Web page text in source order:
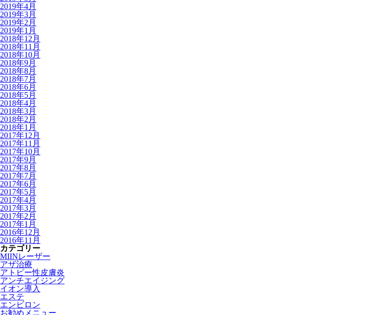
2019年4月
2019年3月
2019年2月
2019年1月
2018年12月
2018年11月
2018年10月
2018年9月
2018年8月
2018年7月
2018年6月
2018年5月
2018年4月
2018年3月
2018年2月
2018年1月
2017年12月
2017年11月
2017年10月
2017年9月
2017年8月
2017年7月
2017年6月
2017年5月
2017年4月
2017年3月
2017年2月
2017年1月
2016年12月
2016年11月
カテゴリー
MIINレーザー
アザ治療
アトピー性皮膚炎
アンチエイジング
イオン導入
エステ
エンビロン
お勧めメニュー